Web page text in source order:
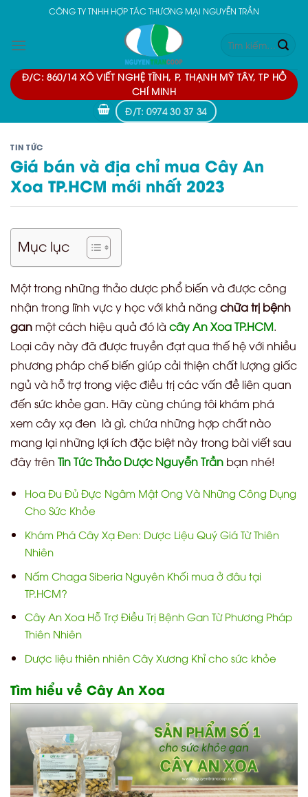
content
CÔNG TY TNHH HỢP TÁC THƯƠNG MẠI NGUYỄN TRẦN
Tìm
kiếm:
Đ/C: 860/14 XÔ VIẾT NGHỆ TĨNH, P, THẠNH MỸ TÂY, TP HỒ
CHÍ MINH
Đ/T: 0974 30 37 34
TIN TỨC
Giá bán và địa chỉ mua Cây An
Xoa TP.HCM mới nhất 2023
Mục lục
Một trong những thảo dược phổ biến và được công
nhận trong lĩnh vực y học với khả năng chữa trị bệnh
gan một cách hiệu quả đó là cây An Xoa TP.HCM.
Loại cây này đã được truyền đạt qua thế hệ với nhiều
phương pháp chế biến giúp cải thiện chất lượng giấc
ngủ và hỗ trợ trong việc điều trị các vấn đề liên quan
đến sức khỏe gan. Hãy cùng chúng tôi khám phá
xem cây xạ đen là gì, chứa những hợp chất nào
mang lại những lợi ích đặc biệt này trong bài viết sau
đây trên Tin Tức Thảo Dược Nguyễn Trần bạn nhé!
Hoa Đu Đủ Đực Ngâm Mật Ong Và Những Công Dụng
Cho Sức Khỏe
Khám Phá Cây Xạ Đen: Dược Liệu Quý Giá Từ Thiên
Nhiên
Nấm Chaga Siberia Nguyên Khối mua ở đâu tại
TP.HCM?
Cây An Xoa Hỗ Trợ Điều Trị Bệnh Gan Từ Phương Pháp
Thiên Nhiên
Dược liệu thiên nhiên Cây Xương Khỉ cho sức khỏe
Tìm hiểu về Cây An Xoa